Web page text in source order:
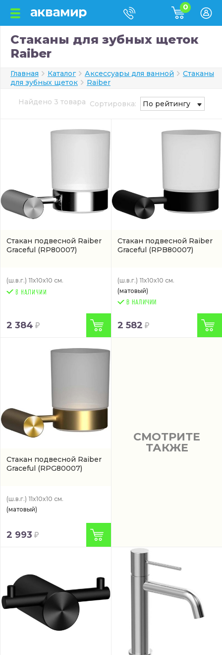
0
Стаканы для зубных щеток
Raiber
Главная Каталог Аксессуары для ванной
Стаканы
для зубных щеток
Raiber
Найдено 3 товара Сортировка: По рейтингу
Стакан подвесной Raiber
Graceful (RP80007)
(ш.в.г.) 11x10x10 см.
2 384
Стакан подвесной Raiber
Graceful (RPB80007)
(ш.в.г.) 11x10x10 см.
(матовый)
В НАЛИЧИИ
2 582
Стакан подвесной Raiber
Graceful (RPG80007)
(ш.в.г.) 11x10x10 см.
(матовый)
2 993
СМОТРИТЕ
ТАКЖЕ